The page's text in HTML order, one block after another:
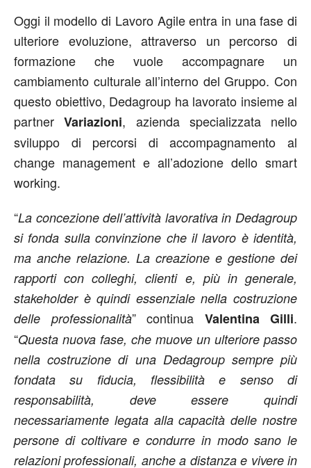
Oggi il modello di Lavoro Agile entra in una fase di
ulteriore evoluzione, attraverso un percorso di
formazione che vuole accompagnare un
cambiamento culturale all’interno del Gruppo. Con
questo obiettivo, Dedagroup ha lavorato insieme al
partnerVariazioni, azienda specializzata nello
sviluppo di percorsi di accompagnamento al
change management e all’adozione dello smart
working.
“La concezione dell’attività lavorativa in Dedagroup
si fonda sulla convinzione che il lavoro è identità,
ma anche relazione. La creazione e gestione dei
rapporti con colleghi, clienti e, più in generale,
stakeholder è quindi essenziale nella costruzione
delle professionalità” continua Valentina Gilli.
“Questa nuova fase, che muove un ulteriore passo
nella costruzione di una Dedagroup sempre più
fondata su fiducia, flessibilità e senso di
responsabilità, deve essere quindi
necessariamente legata alla capacità delle nostre
persone di coltivare e condurre in modo sano le
relazioni professionali, anche a distanza e vivere in